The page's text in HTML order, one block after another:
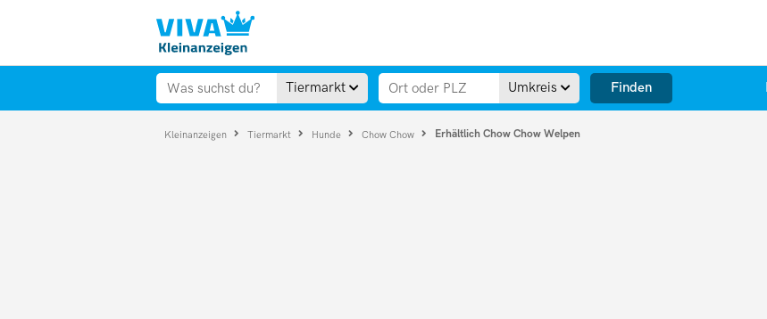
Tiermarkt Umkreis Finden
Kleinanzeigen Tiermarkt Hunde Chow Chow Erhältlich Chow Chow Welpen